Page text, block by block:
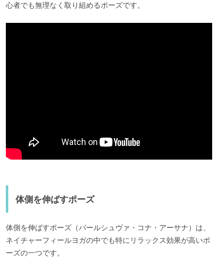
心者でも無理なく取り組めるポーズです。
体側を伸ばすポーズ
体側を伸ばすポーズ（パールシュヴァ・コナ・アーサナ）は、
ネイチャーフィールヨガの中でも特にリラックス効果が高いポ
ーズの一つです。